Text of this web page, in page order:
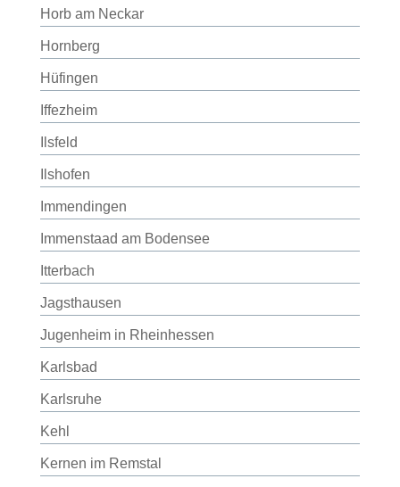
Horb am Neckar
Hornberg
Hüfingen
Iffezheim
Ilsfeld
Ilshofen
Immendingen
Immenstaad am Bodensee
Itterbach
Jagsthausen
Jugenheim in Rheinhessen
Karlsbad
Karlsruhe
Kehl
Kernen im Remstal